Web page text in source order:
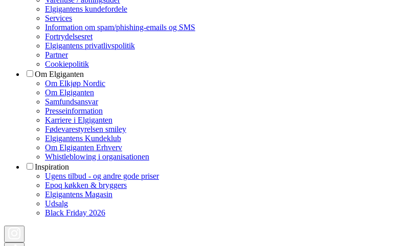
Elgigantens kundefordele
Services
Information om spam/phishing-emails og SMS
Fortrydelsesret
Elgigantens privatlivspolitik
Partner
Cookiepolitik
Om Elgiganten
Om Elkjøp Nordic
Om Elgiganten
Samfundsansvar
Presseinformation
Karriere i Elgiganten
Fødevarestyrelsen smiley
Elgigantens Kundeklub
Om Elgiganten Erhverv
Whistleblowing i organisationen
Inspiration
Ugens tilbud - og andre gode priser
Epoq køkken & bryggers
Elgigantens Magasin
Udsalg
Black Friday 2026